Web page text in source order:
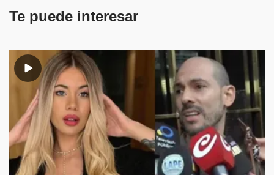
Te puede interesar